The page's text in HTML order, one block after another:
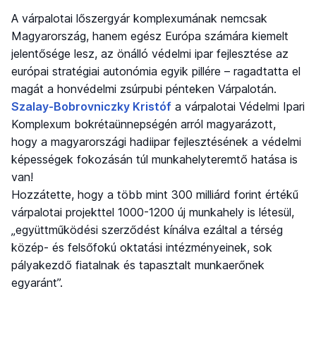
A várpalotai lőszergyár komplexumának nemcsak
Magyarország, hanem egész Európa számára kiemelt
jelentősége lesz, az önálló védelmi ipar fejlesztése az
európai stratégiai autonómia egyik pillére – ragadtatta el
magát a honvédelmi zsúrpubi pénteken Várpalotán.
Szalay-Bobrovniczky Kristóf a várpalotai Védelmi Ipari
Komplexum bokrétaünnepségén arról magyarázott,
hogy a magyarországi hadiipar fejlesztésének a védelmi
képességek fokozásán túl munkahelyteremtő hatása is
van!
Hozzátette, hogy a több mint 300 milliárd forint értékű
várpalotai projekttel 1000-1200 új munkahely is létesül,
„együttműködési szerződést kínálva ezáltal a térség
közép- és felsőfokú oktatási intézményeinek, sok
pályakezdő fiatalnak és tapasztalt munkaerőnek
egyaránt”.